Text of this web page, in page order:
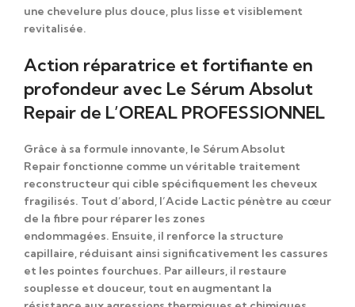
une chevelure plus douce, plus lisse et visiblement
revitalisée.
Action réparatrice et fortifiante en
profondeur avec Le Sérum Absolut
Repair de L’OREAL PROFESSIONNEL
Grâce à sa formule innovante, le Sérum Absolut
Repair fonctionne comme un véritable traitement
reconstructeur qui cible spécifiquement les cheveux
fragilisés. Tout d’abord , l’Acide Lactic pénètre au cœur
de la fibre pour réparer les zones
endommagées. Ensuite , il renforce la structure
capillaire, réduisant ainsi significativement les cassures
et les pointes fourchues. Par ailleurs , il restaure
souplesse et douceur, tout en augmentant la